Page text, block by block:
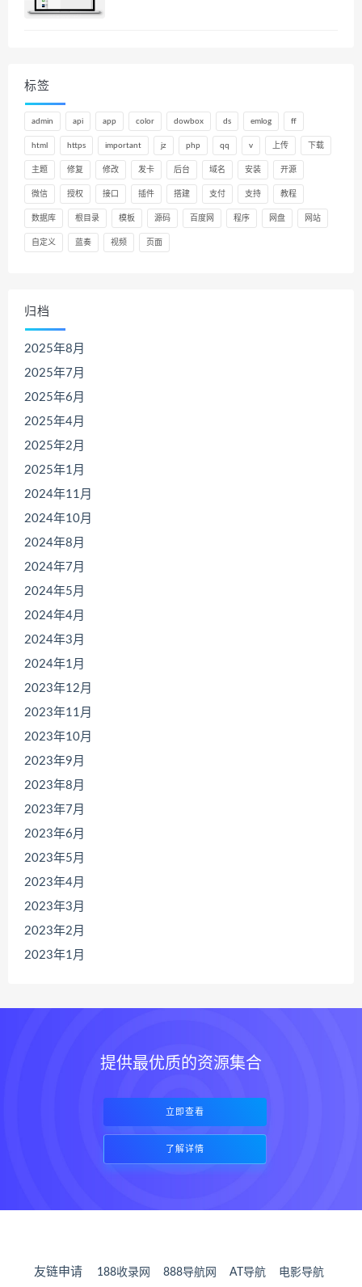
标签
admin api app color dowbox ds emlog ff
html https important jz php qq v 上传 下载
主题 修复 修改 发卡 后台 域名 安装 开源
微信 授权 接口 插件 搭建 支付 支持 教程
数据库 根目录 模板 源码 百度网 程序 网盘 网站
自定义 蓝奏 视频 页面
归档
2025年8月
2025年7月
2025年6月
2025年4月
2025年2月
2025年1月
2024年11月
2024年10月
2024年8月
2024年7月
2024年5月
2024年4月
2024年3月
2024年1月
2023年12月
2023年11月
2023年10月
2023年9月
2023年8月
2023年7月
2023年6月
2023年5月
2023年4月
2023年3月
2023年2月
2023年1月
提供最优质的资源集合
立即查看
了解详情
友链申请 188收录网 888导航网 AT导航 电影导航